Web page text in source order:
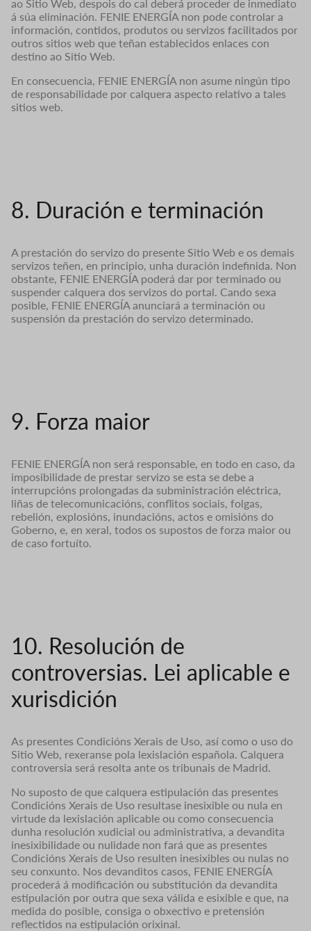
ao Sitio Web, despois do cal deberá proceder de inmediato
á súa eliminación. FENIE ENERGÍA non pode controlar a
información, contidos, produtos ou servizos facilitados por
outros sitios web que teñan establecidos enlaces con
destino ao Sitio Web.
En consecuencia, FENIE ENERGÍA non asume ningún tipo
de responsabilidade por calquera aspecto relativo a tales
sitios web.
8. Duración e terminación
A prestación do servizo do presente Sitio Web e os demais
servizos teñen, en principio, unha duración indefinida. Non
obstante, FENIE ENERGÍA poderá dar por terminado ou
suspender calquera dos servizos do portal. Cando sexa
posible, FENIE ENERGÍA anunciará a terminación ou
suspensión da prestación do servizo determinado.
9. Forza maior
FENIE ENERGÍA non será responsable, en todo en caso, da
imposibilidade de prestar servizo se esta se debe a
interrupcións prolongadas da subministración eléctrica,
liñas de telecomunicacións, conflitos sociais, folgas,
rebelión, explosións, inundacións, actos e omisións do
Goberno, e, en xeral, todos os supostos de forza maior ou
de caso fortuíto.
10. Resolución de
controversias. Lei aplicable e
xurisdición
As presentes Condicións Xerais de Uso, así como o uso do
Sitio Web, rexeranse pola lexislación española. Calquera
controversia será resolta ante os tribunais de Madrid.
No suposto de que calquera estipulación das presentes
Condicións Xerais de Uso resultase inesixible ou nula en
virtude da lexislación aplicable ou como consecuencia
dunha resolución xudicial ou administrativa, a devandita
inesixibilidade ou nulidade non fará que as presentes
Condicións Xerais de Uso resulten inesixibles ou nulas no
seu conxunto. Nos devanditos casos, FENIE ENERGÍA
procederá á modificación ou substitución da devandita
estipulación por outra que sexa válida e esixible e que, na
medida do posible, consiga o obxectivo e pretensión
reflectidos na estipulación orixinal.